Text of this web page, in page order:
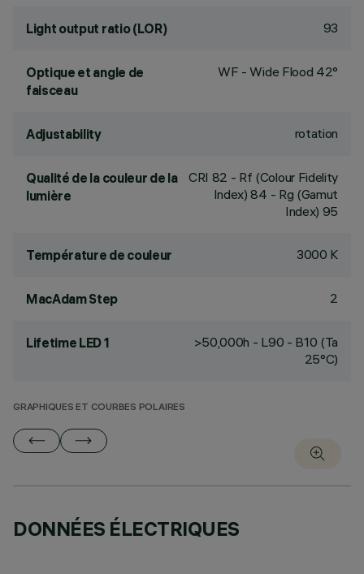
Light output ratio (LOR) 93
Optique et angle de
faisceau
WF - Wide Flood 42°
Adjustability rotation
Qualité de la couleur de la
lumière
CRI 82 - Rf (Colour Fidelity
Index) 84 - Rg (Gamut
Index) 95
Température de couleur 3000 K
MacAdam Step 2
Lifetime LED 1
>50,000h - L90 - B10 (Ta
25°C)
GRAPHIQUES ET COURBES POLAIRES
DONNÉES ÉLECTRIQUES